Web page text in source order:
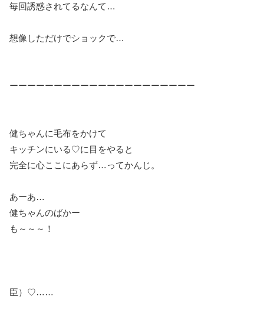
毎回誘惑されてるなんて…
想像しただけでショックで…
ーーーーーーーーーーーーーーーーーーーーー
健ちゃんに毛布をかけて
キッチンにいる♡に目をやると
完全に心ここにあらず…ってかんじ。
あーあ…
健ちゃんのばかー
も～～～！
臣）♡……